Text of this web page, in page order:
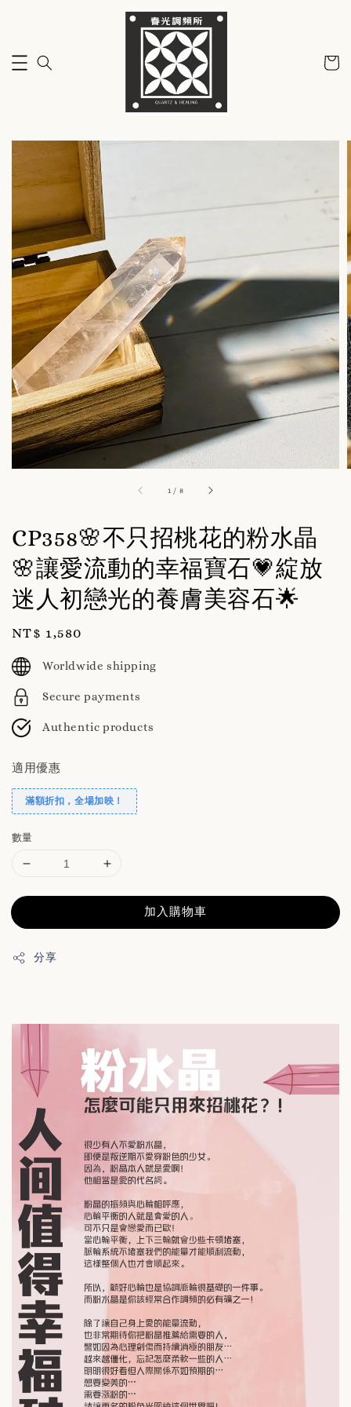
1 / 8
CP358🌸不只招桃花的粉水晶
🌸讓愛流動的幸福寶石💗綻放
迷人初戀光的養膚美容石🌟
Regular
price
NT$ 1,580
Worldwide shipping
Secure payments
Authentic products
適用優惠
滿額折扣，全場加映！
數量
加入購物車
分享